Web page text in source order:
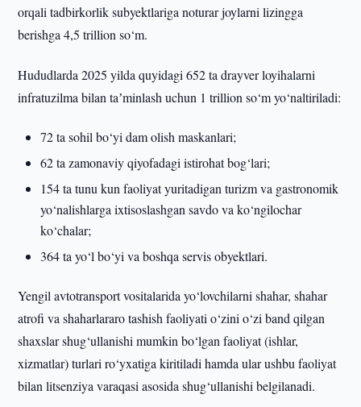
orqali tadbirkorlik subyektlariga noturar joylarni lizingga
berishga 4,5 trillion so‘m.
Hududlarda 2025 yilda quyidagi 652 ta drayver loyihalarni
infratuzilma bilan taʼminlash uchun 1 trillion so‘m yo‘naltiriladi:
72 ta sohil bo‘yi dam olish maskanlari;
62 ta zamonaviy qiyofadagi istirohat bog‘lari;
154 ta tunu kun faoliyat yuritadigan turizm va gastronomik
yo‘nalishlarga ixtisoslashgan savdo va ko‘ngilochar
ko‘chalar;
364 ta yo‘l bo‘yi va boshqa servis obyektlari.
Yengil avtotransport vositalarida yo‘lovchilarni shahar, shahar
atrofi va shaharlararo tashish faoliyati o‘zini o‘zi band qilgan
shaxslar shug‘ullanishi mumkin bo‘lgan faoliyat (ishlar,
xizmatlar) turlari ro‘yxatiga kiritiladi hamda ular ushbu faoliyat
bilan litsenziya varaqasi asosida shug‘ullanishi belgilanadi.